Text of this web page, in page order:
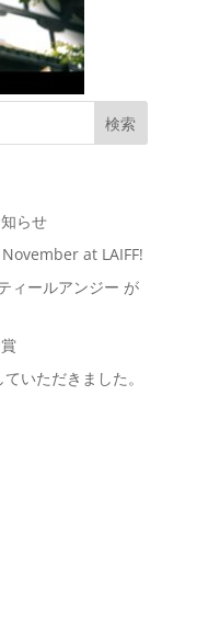
らせ
at LAIFF!
ィールアンジー が
いただきました。